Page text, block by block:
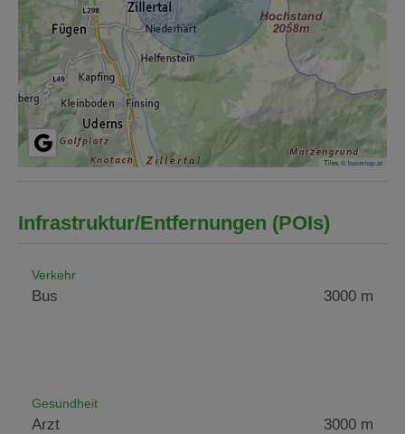
Tiles ©basemap.at
Infrastruktur/Entfernungen (POIs)
Verkehr
Bus 3000 m
Gesundheit
Arzt
3000 m